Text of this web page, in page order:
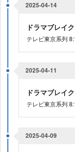
2025-04-14
ドラマブレイ
テレビ東京系列
2025-04-11
ドラマブレイ
テレビ東京系列
2025-04-09